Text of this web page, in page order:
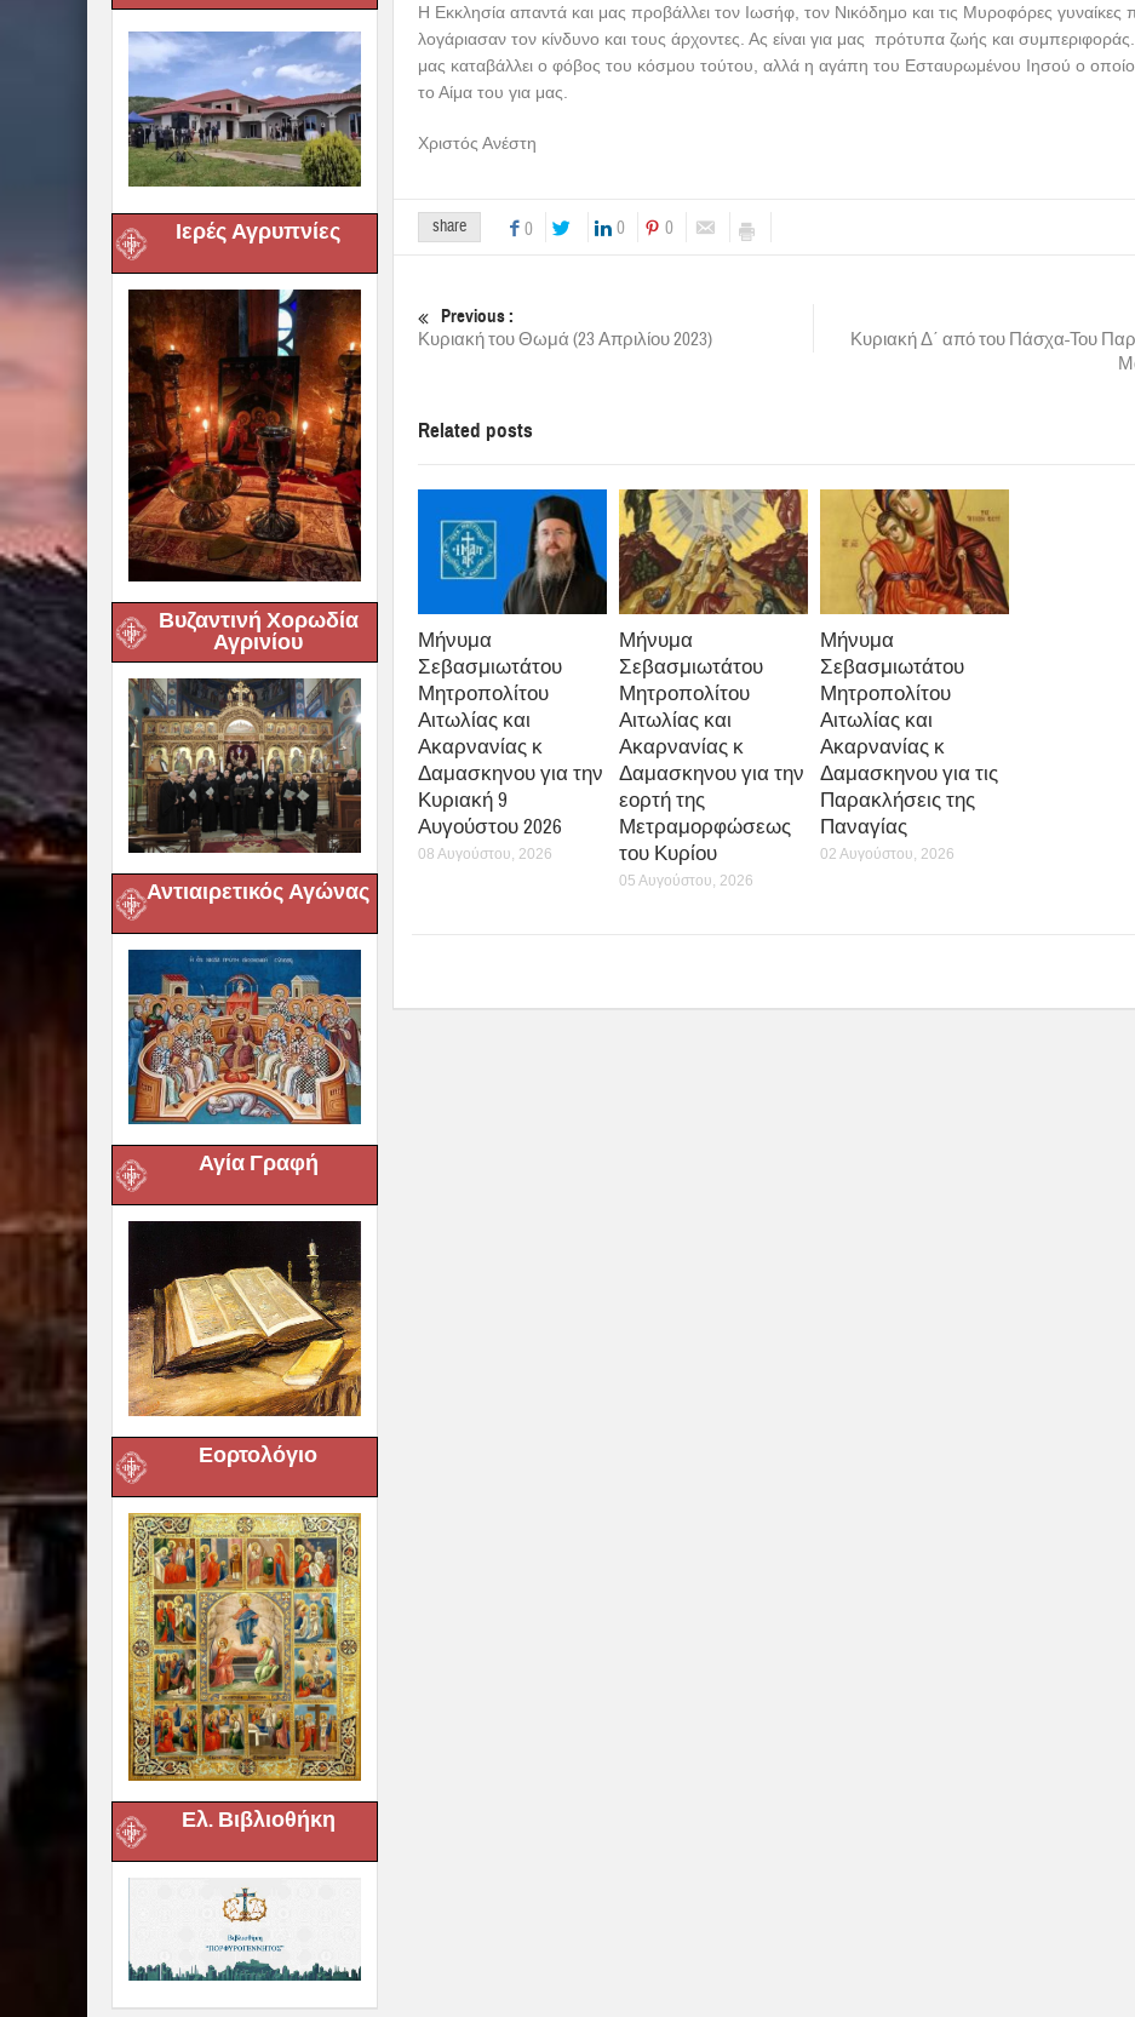
Ιερές Αγρυπνίες
Βυζαντινή Χορωδία
Αγρινίου
Αντιαιρετικός Αγώνας
Αγία Γραφή
Εορτολόγιο
Ελ. Βιβλιοθήκη
Η Εκκλησία απαντά και μας προβάλλει τον Ιωσήφ, τον Νικόδημο και τις Μυροφόρες γυναίκες
λογάριασαν τον κίνδυνο και τους άρχοντες. Ας είναι για μας πρότυπα ζωής και
μας καταβάλλει ο φόβος του κόσμου τούτου, αλλά η αγάπη του Εσταυρωμένου Ιησού ο
το Αίμα του για μας.
Χριστός Ανέστη
share 0 0 0
Previous :
Κυριακή του Θωμά (23 Απριλίου 2023)
Κυριακή Δ΄ από του Πάσχα-Του
Related posts
Μήνυμα
Σεβασμιωτάτου
Μητροπολίτου
Αιτωλίας και
Ακαρνανίας κ
Δαμασκηνου για την
Κυριακή 9
Αυγούστου 2026
08 Αυγούστου, 2026
Μήνυμα
Σεβασμιωτάτου
Μητροπολίτου
Αιτωλίας και
Ακαρνανίας κ
Δαμασκηνου για την
εορτή της
Μετραμορφώσεως
του Κυρίου
05 Αυγούστου, 2026
Μήνυμα
Σεβασμιωτάτου
Μητροπολίτου
Αιτωλίας και
Ακαρνανίας κ
Δαμασκηνου για τις
Παρακλήσεις της
Παναγίας
02 Αυγούστου, 2026